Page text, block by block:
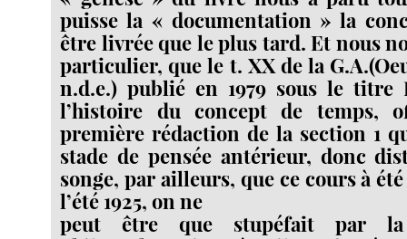
puisse la « documentation » la
être livrée que le plus tard. Et nous
particulier, que le t. XX de la
n.d.e.) publié en 1979 sous le titre
l’histoire du concept de temps,
première rédaction de la section 1
stade de pensée antérieur, donc
songe, par ailleurs, que ce cours à
l’été 1925, on ne
peut être que stupéfait par